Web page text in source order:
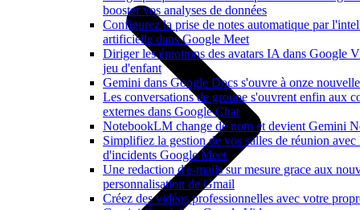
booster vos analyses de données
Configurez la prise de notes automatique par
artificielle dans Google Meet
Diriger les émotions des avatars IA dans Google
jeu d'enfant
Gemini dans Google Docs s'ouvre à onze
Les conversations de groupe s'ouvrent enfin aux
externes dans Google Chat
NotebookLM change de nom et devient Gemini
Simplifiez la gestion de vos salles de réunion avec
d'incidents Google Meet
Une redaction d'e-mails sur mesure grace aux
personnalisation de Gmail
Créez des vidéos professionnelles avec votre